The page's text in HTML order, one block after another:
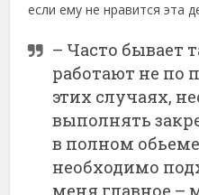
если ему не нравится эта
– Часто бывает
работают не по
этих случаях,
выполнять
в полном
необходимо